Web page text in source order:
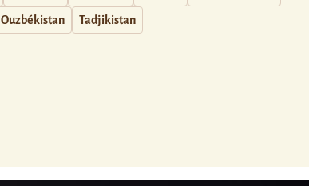
Ouzbékistan Tadjikistan